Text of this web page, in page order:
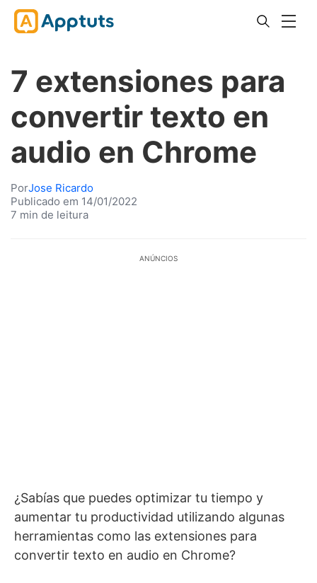
7 extensiones para
convertir texto en
audio en Chrome
PorJose Ricardo
Publicado em 14/01/2022
7 min de leitura
ANÚNCIOS
¿Sabías que puedes optimizar tu tiempo y
aumentar tu productividad utilizando algunas
herramientas como las extensiones para
convertir texto en audio en Chrome?